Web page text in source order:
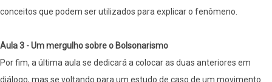
conceitos que podem ser utilizados para explicar o fenômeno.
Aula 3 - Um mergulho sobre o Bolsonarismo
Por fim, a última aula se dedicará a colocar as duas anteriores em
diálogo, mas se voltando para um estudo de caso de um movimento